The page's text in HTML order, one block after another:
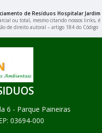
de Resíduos Hospitalar Jardim
ou total, mesmo citando nossos links, é
de direito autoral – artigo 184 do Código
6 - Parque Paineiras
03694-000